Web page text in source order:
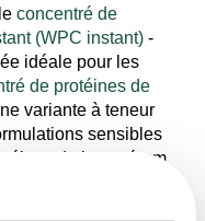
concentré de
(WPC instant) -
idéale pour les
de protéines de
variante à teneur
sensibles
de lactosérum
technologique et des